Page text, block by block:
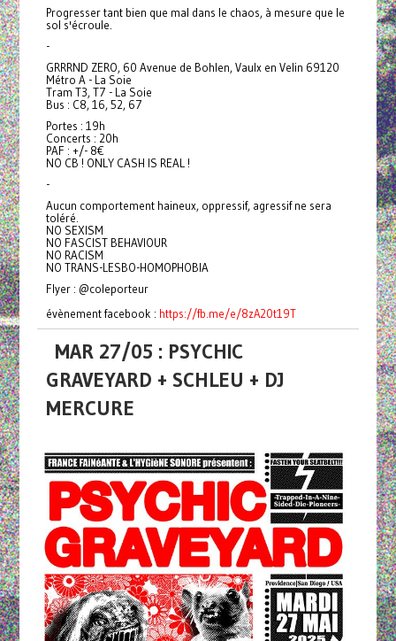
Progresser tant bien que mal dans le chaos, à mesure que le
sol s'écroule.
-
GRRRND ZERO, 60 Avenue de Bohlen, Vaulx en Velin 69120
Métro A - La Soie
Tram T3, T7 - La Soie
Bus : C8, 16, 52, 67
Portes : 19h
Concerts : 20h
PAF : +/- 8€
NO CB ! ONLY CASH IS REAL !
-
Aucun comportement haineux, oppressif, agressif ne sera
toléré.
NO SEXISM
NO FASCIST BEHAVIOUR
NO RACISM
NO TRANS-LESBO-HOMOPHOBIA
Flyer : @coleporteur
évènement facebook : https://fb.me/e/8zA20t19T
MAR 27/05 : PSYCHIC
GRAVEYARD + SCHLEU + DJ
MERCURE